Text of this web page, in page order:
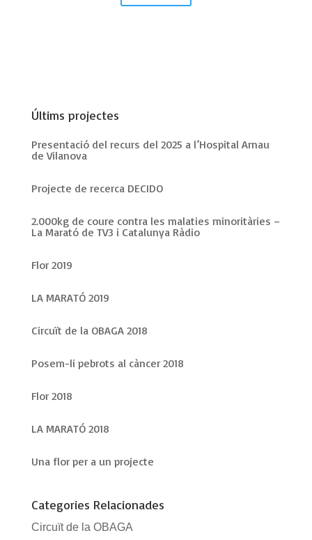
Últims projectes
Presentació del recurs del 2025 a l’Hospital Arnau
de Vilanova
Projecte de recerca DECIDO
2.000kg de coure contra les malaties minoritàries –
La Marató de TV3 i Catalunya Ràdio
Flor 2019
LA MARATÓ 2019
Circuït de la OBAGA 2018
Posem-li pebrots al càncer 2018
Flor 2018
LA MARATÓ 2018
Una flor per a un projecte
Categories Relacionades
Circuït de la OBAGA